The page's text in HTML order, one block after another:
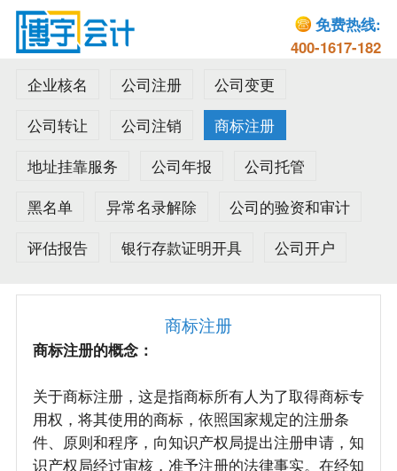
免费热线:
400-1617-182
企业核名
公司注册
公司变更
公司转让
公司注销
商标注册
地址挂靠服务
公司年报
公司托管
黑名单
异常名录解除
公司的验资和审计
评估报告
银行存款证明开具 公司开户
商标注册
商标注册的概念：
关于商标注册，这是指商标所有人为了取得商标专
用权，将其使用的商标，依照国家规定的注册条
件、原则和程序，向知识产权局提出注册申请，知
识产权局经过审核，准予注册的法律事实。在经知